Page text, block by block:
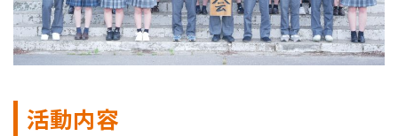
活動内容